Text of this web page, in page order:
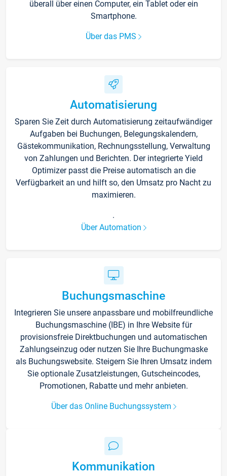
überall über einen Computer, ein Tablet oder ein
Smartphone.
Über das PMS
Automatisierung
Sparen Sie Zeit durch Automatisierung zeitaufwändiger
Aufgaben bei Buchungen, Belegungskalendern,
Gästekommunikation, Rechnungsstellung, Verwaltung
von Zahlungen und Berichten. Der integrierte Yield
Optimizer passt die Preise automatisch an die
Verfügbarkeit an und hilft so, den Umsatz pro Nacht zu
maximieren.
.
Über Automation
Buchungsmaschine
Integrieren Sie unsere anpassbare und mobilfreundliche
Buchungsmaschine (IBE) in Ihre Website für
provisionsfreie Direktbuchungen und automatischen
Zahlungseinzug oder nutzen Sie Ihre Buchungmaske
als Buchungswebsite. Steigern Sie Ihren Umsatz indem
Sie optionale Zusatzleistungen, Gutscheincodes,
Promotionen, Rabatte und mehr anbieten.
Über das Online Buchungssystem
Kommunikation